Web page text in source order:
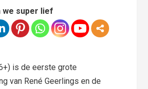
we super lief
is de eerste grote
van René Geerlings en de